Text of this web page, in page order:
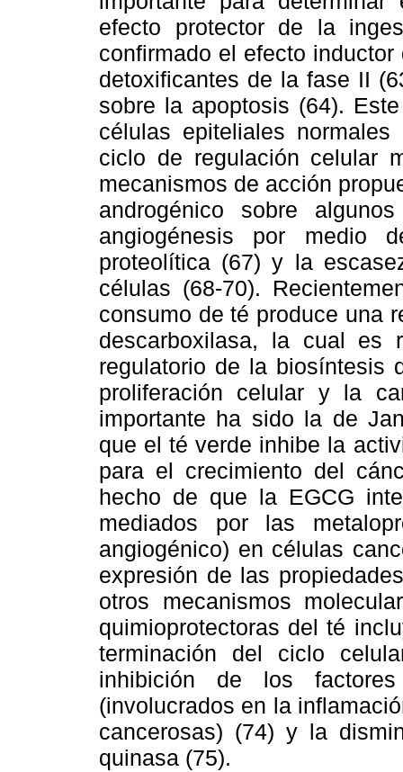
efecto protector de la
confirmado el efecto
detoxificantes de la fase II
sobre la apoptosis (64).
células epiteliales
ciclo de regulación celular
mecanismos de acción
androgénico sobre
angiogénesis por medio
proteolítica (67) y la
células (68-70).
consumo de té produce una
descarboxilasa, la cual es
regulatorio de la biosíntesis
proliferación celular y la
importante ha sido la de
que el té verde inhibe la
para el crecimiento del
hecho de que la EGCG
mediados por las
angiogénico) en células
expresión de las
otros mecanismos
quimioprotectoras del té
terminación del ciclo
inhibición de los
(involucrados en la
cancerosas) (74) y la
quinasa (75).